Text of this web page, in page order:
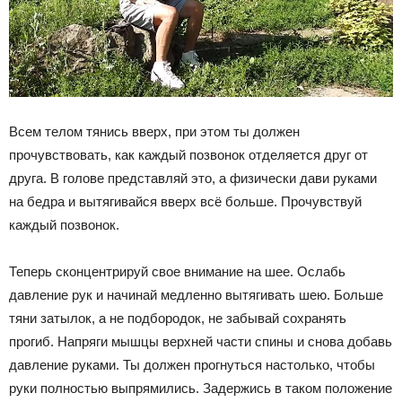
Всем телом тянись вверх, при этом ты должен
прочувствовать, как каждый позвонок отделяется друг от
друга. В голове представляй это, а физически дави руками
на бедра и вытягивайся вверх всё больше. Прочувствуй
каждый позвонок.
Теперь сконцентрируй свое внимание на шее. Ослабь
давление рук и начинай медленно вытягивать шею. Больше
тяни затылок, а не подбородок, не забывай сохранять
прогиб. Напряги мышцы верхней части спины и снова добавь
давление руками. Ты должен прогнуться настолько, чтобы
руки полностью выпрямились. Задержись в таком положение